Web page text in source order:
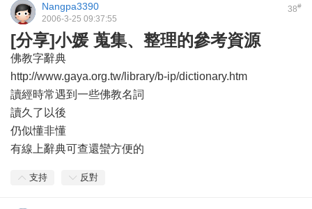
38#
Nangpa3390
2006-3-25 09:37:55
[分享]小媛 蒐集、整理的參考資源
佛教字辭典
http://www.gaya.org.tw/library/b-ip/dictionary.htm
讀經時常遇到一些佛教名詞
讀久了以後
仍似懂非懂
有線上辭典可查還蠻方便的
支持 反對